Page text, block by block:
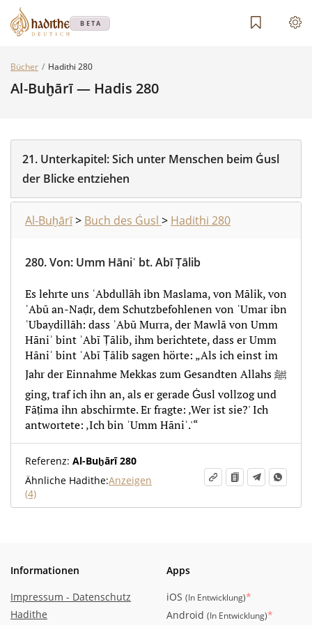
BETA
Bücher Hadithi 280
Al-Buḫārī — Hadis 280
21. Unterkapitel:Sich unter Menschen beim Ġusl
der Blicke entziehen
Al-Buḫārī> Buch des Ġusl > Hadithi 280
280.Von: Umm Hāniʾ bt. Abī Ṭālib
Es lehrte uns ʿAbdullāh ibn Maslama, von Mālik, von
ʾAbū an-Naḍr, dem Schutzbefohlenen von ʿUmar ibn
ʿUbaydillāh: dass ʾAbū Murra, der Mawlā von Umm
Hāniʾ bint ʾAbī Ṭālib, ihm berichtete, dass er Umm
Hāniʾ bint ʾAbī Ṭālib sagen hörte: „Als ich einst im
Jahr der Einnahme Mekkas zum Gesandten Allahs ﷺ
ging, traf ich ihn an, als er gerade Ġusl vollzog und
Fāṭima ihn abschirmte. Er fragte: ‚Wer ist sie?' Ich
antwortete: ‚Ich bin ʾUmm Hāniʾ.'“
Referenz: Al-Buḫārī 280
Ähnliche Hadithe:Anzeigen
(4)
Informationen
Impressum - Datenschutz
Hadithe
Apps
iOS (In Entwicklung)*
Android (In Entwicklung)*